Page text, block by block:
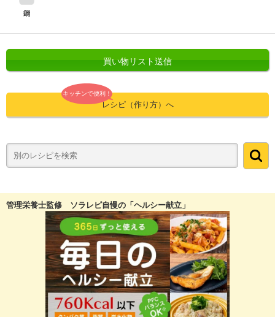
買い物リスト送信
キッチンで便利！
レシピ（作り方）へ
管理栄養士監修 ソラレピ自慢の「ヘルシー献立」